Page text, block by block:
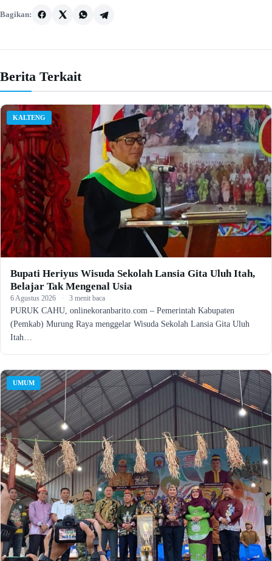
Bagikan:
Berita Terkait
KALTENG
Bupati Heriyus Wisuda Sekolah Lansia Gita Uluh Itah,
Belajar Tak Mengenal Usia
6 Agustus 2026 · 3 menit baca
PURUK CAHU, onlinekoranbarito.com – Pemerintah Kabupaten
(Pemkab) Murung Raya menggelar Wisuda Sekolah Lansia Gita Uluh
Itah…
UMUM